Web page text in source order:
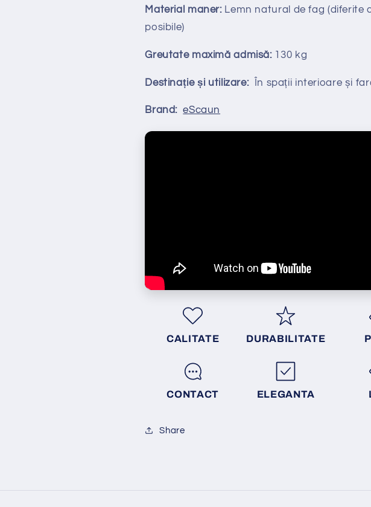
Material maner: Lemn natural de fag (diferite
posibile)
Greutate maximă admisă: 130 kg
Destinație și utilizare:În spații interioare și
Brand:eScaun
CALITATE DURABILITATE
CONTACT ELEGANTA
Share